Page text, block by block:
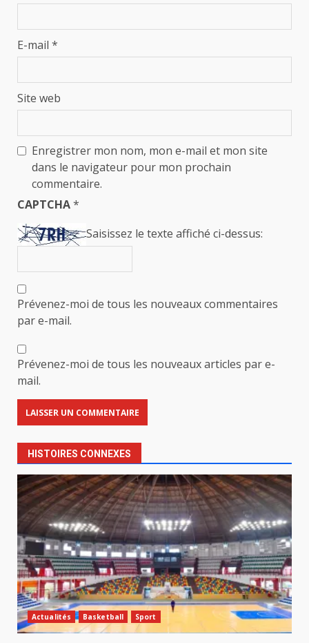
E-mail *
Site web
Enregistrer mon nom, mon e-mail et mon site
dans le navigateur pour mon prochain
commentaire.
CAPTCHA*
Saisissez le texte affiché ci-dessus:
Prévenez-moi de tous les nouveaux commentaires
par e-mail.
Prévenez-moi de tous les nouveaux articles par e-
mail.
HISTOIRES CONNEXES
Actualités Basketball Sport